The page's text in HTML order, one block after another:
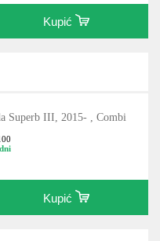
Kupić
Superb III, 2015- , Combi
Kupić